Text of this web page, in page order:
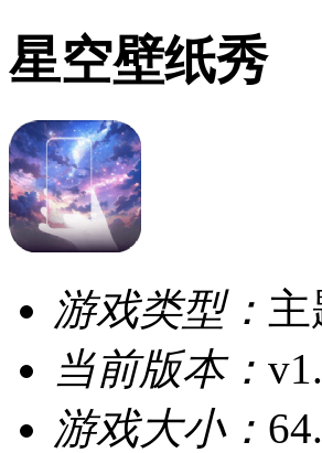
星空壁纸秀
游戏类型：
当前版本：
游戏大小：